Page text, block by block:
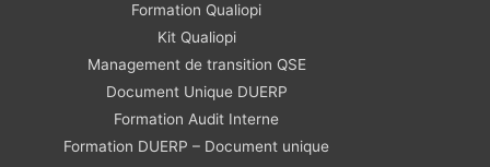
Formation Qualiopi
Kit Qualiopi
Management de transition QSE
Document Unique DUERP
Formation Audit Interne
Formation DUERP – Document unique